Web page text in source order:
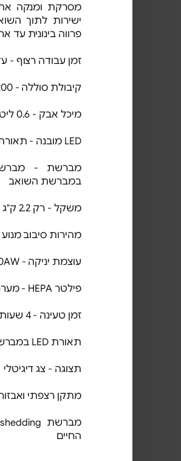
מסרקת ומנקה
ישירות לתוך
פרווה בינונית עד
זמן עבודה רצוף - עד 90
קיבולת סוללה - 200*3 אמפר לשעה
מיכל אבק - 0.6 ליטר ללא צורך לפרק את המוט הראשי
LED מובנה - תאורת LED במברשת המתאימה לשאיבת שטיחים
מברשת -
במברשת השואב
משקל - רק 2.2 ק"ג
מהירות סיבוב מנוע - 150,000
עוצמת יניקה - 310AW
פילטר HEPA - מערכת סינון מלאה ומתקדמת
זמן טעינה - 4 שעות
תאורת LED במברשת הראשית
תצוגה - צג דיגיטלי
מתקן רצפתי
החיים